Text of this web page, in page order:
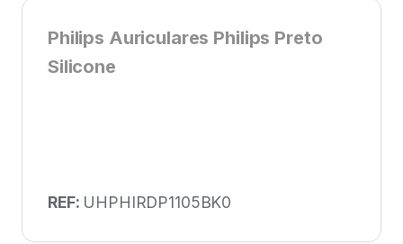
Philips Auriculares Philips Preto
Silicone
REF: UHPHIRDP1105BK0